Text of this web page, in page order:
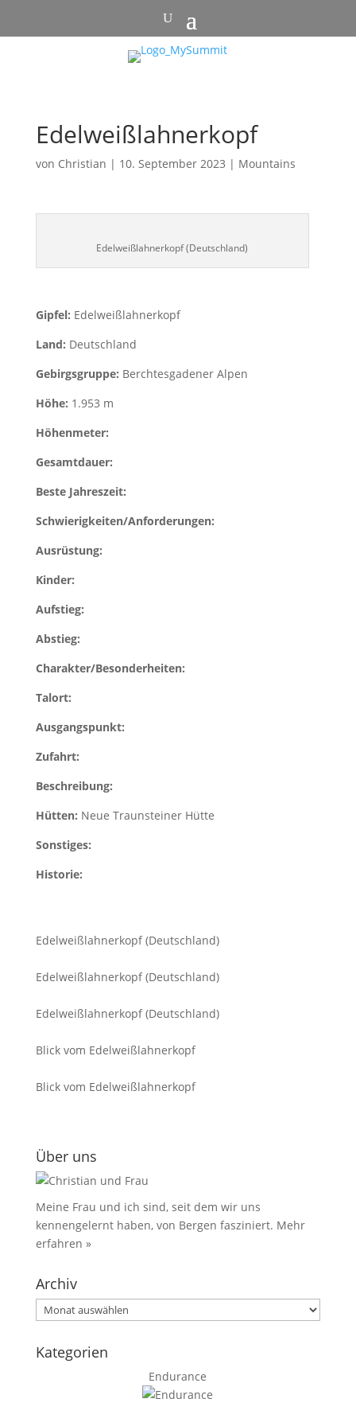
Edelweißlahnerkopf
von Christian | 10. September 2023 | Mountains
Edelweißlahnerkopf (Deutschland)
Gipfel: Edelweißlahnerkopf
Land: Deutschland
Gebirgsgruppe: Berchtesgadener Alpen
Höhe: 1.953 m
Höhenmeter:
Gesamtdauer:
Beste Jahreszeit:
Schwierigkeiten/Anforderungen:
Ausrüstung:
Kinder:
Aufstieg:
Abstieg:
Charakter/Besonderheiten:
Talort:
Ausgangspunkt:
Zufahrt:
Beschreibung:
Hütten: Neue Traunsteiner Hütte
Sonstiges:
Historie:
Edelweißlahnerkopf (Deutschland)
Edelweißlahnerkopf (Deutschland)
Edelweißlahnerkopf (Deutschland)
Blick vom Edelweißlahnerkopf
Blick vom Edelweißlahnerkopf
Über uns
Meine Frau und ich sind, seit dem wir uns
kennengelernt haben, von Bergen fasziniert. Mehr
erfahren »
Archiv
Archiv
Kategorien
Endurance